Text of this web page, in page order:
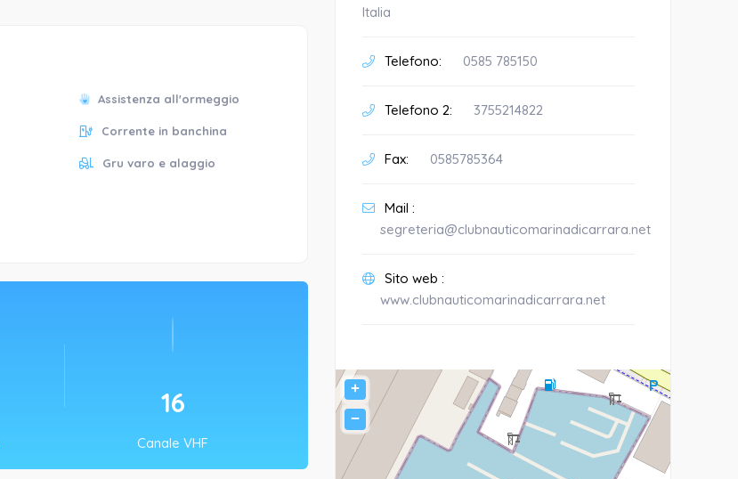
Assistenza all'ormeggio
Corrente in banchina
Gru varo e alaggio
16
Canale VHF
Italia
Telefono: 0585 785150
Telefono 2: 3755214822
Fax: 0585785364
Mail :
segreteria@clubnauticomarinadicarrara.net
Sito web :
www.clubnauticomarinadicarrara.net
+
−